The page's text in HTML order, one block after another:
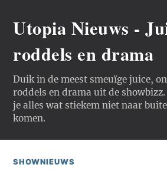
Utopia Nieuws -
roddels en drama
Duik in de meest smeuïge juice,
roddels en drama uit de showbizz.
je alles wat stiekem niet naar
komen.
SHOWNIEUWS